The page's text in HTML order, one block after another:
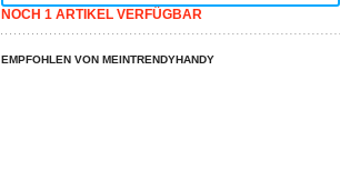
NOCH 1 ARTIKEL VERFÜGBAR
EMPFOHLEN VON MEINTRENDYHANDY